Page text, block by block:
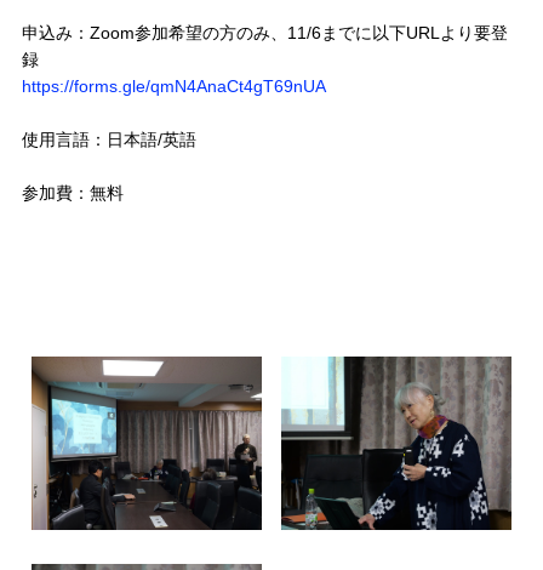
申込み：Zoom参加希望の方のみ、11/6までに以下URLより要登
録
https://forms.gle/qmN4AnaCt4gT69nUA
使用言語：日本語/英語
参加費：無料